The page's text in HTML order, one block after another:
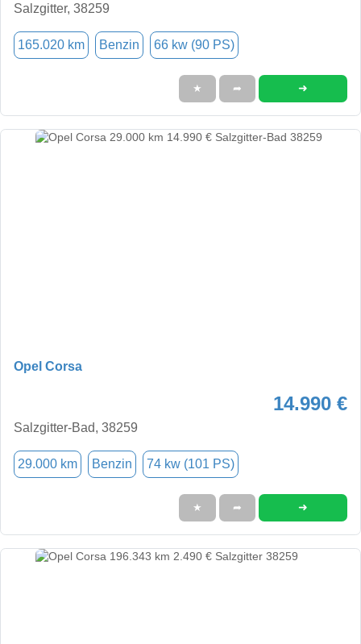
Salzgitter, 38259
165.020 km Benzin 66 kw (90 PS)
★ ➦ ➜
Opel Corsa
14.990 €
Salzgitter-Bad, 38259
29.000 km Benzin 74 kw (101 PS)
★ ➦ ➜